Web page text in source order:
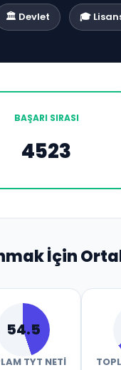
🏛️ Devlet 🎓
BAŞARI SIRASI
4523
İçin
54.5
TYT NETI